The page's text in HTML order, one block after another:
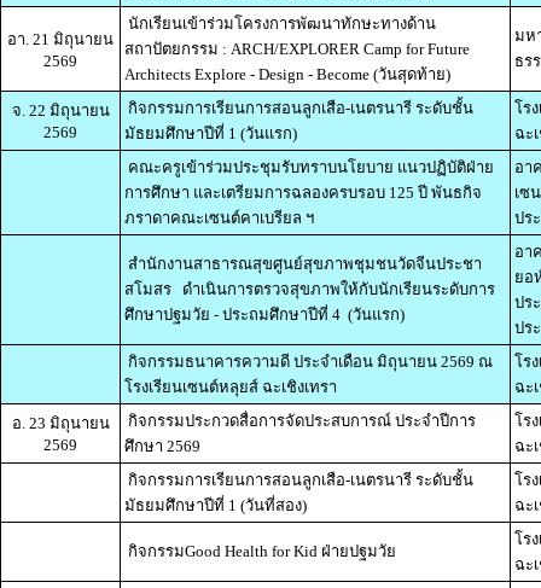
อา. 21 มิถุนายน
2569
นักเรียนเข้าร่วมโครงการพัฒนาทักษะทางด้าน
สถาปัตยกรรม : ARCH/EXPLORER Camp for Future
Architects Explore - Design - Become (วันสุดท้าย)
มห
ธร
จ. 22 มิถุนายน
2569
กิจกรรมการเรียนการสอนลูกเสือ-เนตรนารี ระดับชั้น
มัธยมศึกษาปีที่ 1 (วันแรก)
โร
ฉะ
คณะครูเข้าร่วมประชุมรับทราบนโยบาย แนวปฏิบัติฝ่าย
การศึกษา และเตรียมการฉลองครบรอบ 125 ปี พันธกิจ
ภราดาคณะเซนต์คาเบรียล ฯ
อา
เซ
ปร
สำนักงานสาธารณสุขศูนย์สุขภาพชุมชนวัดจีนประชา
สโมสร ดำเนินการตรวจสุขภาพให้กับนักเรียนระดับการ
ศึกษาปฐมวัย - ประถมศึกษาปีที่ 4 (วันแรก)
อา
ยอ
ปร
ปร
กิจกรรมธนาคารความดี ประจำเดือน มิถุนายน 2569 ณ
โรงเรียนเซนต์หลุยส์ ฉะเชิงเทรา
โร
ฉะ
อ. 23 มิถุนายน
2569
กิจกรรมประกวดสื่อการจัดประสบการณ์ ประจำปีการ
ศึกษา 2569
โร
ฉะ
กิจกรรมการเรียนการสอนลูกเสือ-เนตรนารี ระดับชั้น
มัธยมศึกษาปีที่ 1 (วันที่สอง)
โร
ฉะ
กิจกรรมGood Health for Kid ฝ่ายปฐมวัย
โร
ฉะ